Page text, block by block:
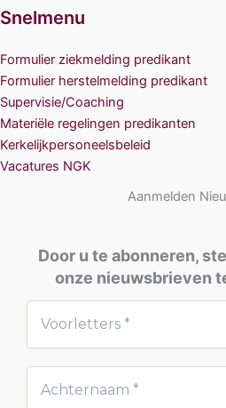
Snelmenu
Formulier ziekmelding predikant
Formulier herstelmelding predikant
Supervisie/Coaching
Materiële regelingen predikanten
Kerkelijkpersoneelsbeleid
Vacatures NGK
Aanmelden
Door u te abonneren,
onze nieuwsbrieven